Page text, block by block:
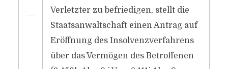
―
Verletzter zu befriedigen, stellt die
Staatsanwaltschaft einen Antrag auf
Eröffnung des Insolvenzverfahrens
über das Vermögen des Betroffenen